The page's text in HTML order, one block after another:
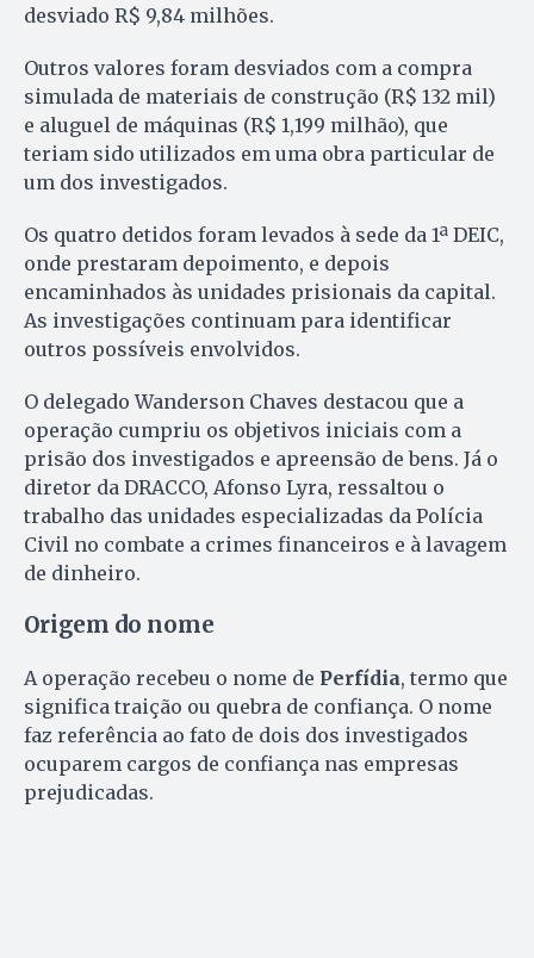
desviado R$ 9,84 milhões.
Outros valores foram desviados com a compra
simulada de materiais de construção (R$ 132 mil)
e aluguel de máquinas (R$ 1,199 milhão), que
teriam sido utilizados em uma obra particular de
um dos investigados.
Os quatro detidos foram levados à sede da 1ª DEIC,
onde prestaram depoimento, e depois
encaminhados às unidades prisionais da capital.
As investigações continuam para identificar
outros possíveis envolvidos.
O delegado Wanderson Chaves destacou que a
operação cumpriu os objetivos iniciais com a
prisão dos investigados e apreensão de bens. Já o
diretor da DRACCO, Afonso Lyra, ressaltou o
trabalho das unidades especializadas da Polícia
Civil no combate a crimes financeiros e à lavagem
de dinheiro.
Origem do nome
A operação recebeu o nome de Perfídia, termo que
significa traição ou quebra de confiança. O nome
faz referência ao fato de dois dos investigados
ocuparem cargos de confiança nas empresas
prejudicadas.